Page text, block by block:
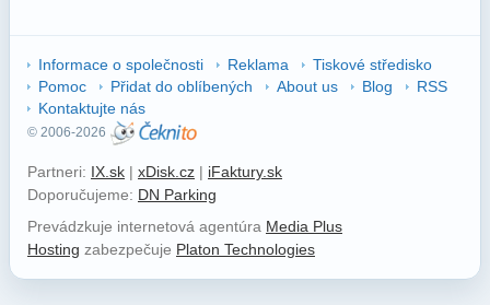
Informace o společnosti Reklama
Tiskové středisko
Pomoc
Přidat do oblíbených About us Blog
RSS
Kontaktujte nás
© 2006-2026
Partneri: IX.sk | xDisk.cz | iFaktury.sk
Doporučujeme: DN Parking
Prevádzkuje internetová agentúra Media Plus
Hosting zabezpečuje Platon Technologies